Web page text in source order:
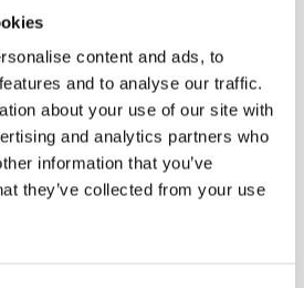
content and ads, to
and to analyse our traffic.
about your use of our site with
and analytics partners who
information that you’ve
they’ve collected from your use